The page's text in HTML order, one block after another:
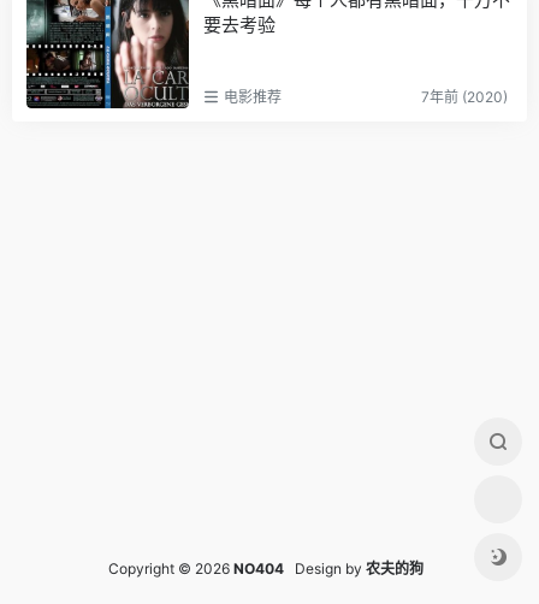
要去考验
电影推荐 7年前 (2020)
Copyright © 2026 NO404 Design by 农夫的狗